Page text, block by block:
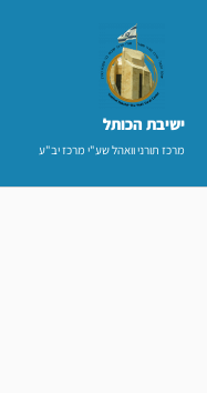
ישיבת הכותל​
מרכז תורני וואהל שע"י מרכז יב"ע